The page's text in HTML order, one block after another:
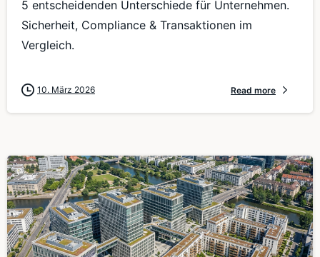
5 entscheidenden Unterschiede für Unternehmen.
Sicherheit, Compliance & Transaktionen im
Vergleich.
10. März 2026 Read more